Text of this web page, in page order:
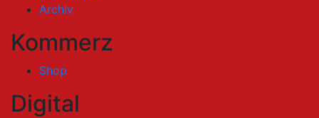
Archiv
Kommerz
Shop
Digital